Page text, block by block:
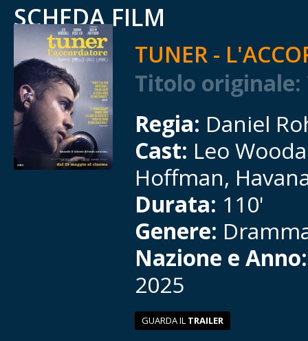
SCHEDA FILM
TUNER -
Titolo originale:
Regia: Daniel
Cast: Leo
Hoffman,
Durata: 110'
Genere:
Nazione e
2025
GUARDA IL TRAILER